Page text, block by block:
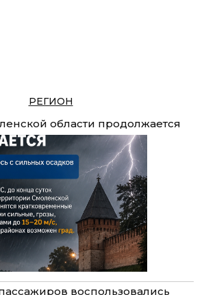
РЕГИОН
области продолжается
воспользовались